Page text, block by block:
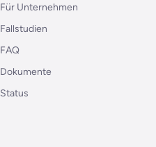
Für Unternehmen
Fallstudien
FAQ
Dokumente
Status